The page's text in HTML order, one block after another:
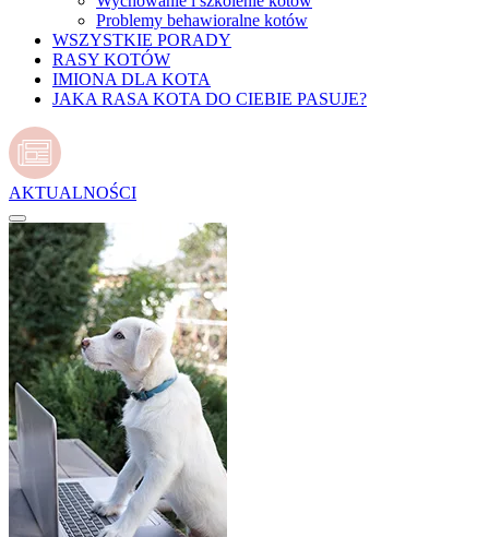
Problemy behawioralne kotów
WSZYSTKIE PORADY
RASY KOTÓW
IMIONA DLA KOTA
JAKA RASA KOTA DO CIEBIE PASUJE?
AKTUALNOŚCI